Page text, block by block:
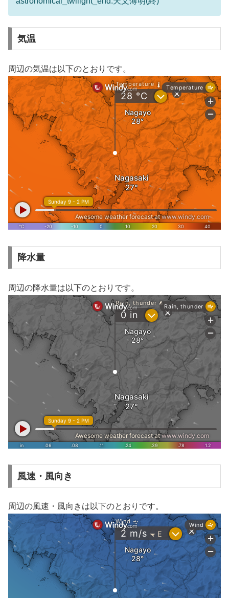
気温
周辺の気温は以下のとおりです。
降水量
周辺の降水量は以下のとおりです。
風速・風向き
周辺の風速・風向きは以下のとおりです。